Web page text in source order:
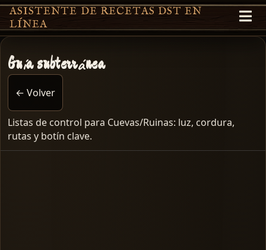
ASISTENTE DE RECETAS DST EN
LÍNEA
Guía subterránea
← Volver
Listas de control para Cuevas/Ruinas: luz, cordura,
rutas y botín clave.